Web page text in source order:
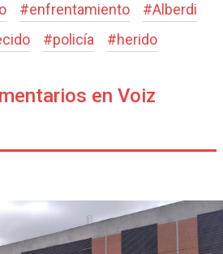
#enfrentamiento #Alberdi
#policía #herido
en Voiz